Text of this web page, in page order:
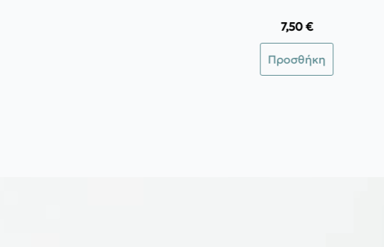
7,50€
Προσθήκη